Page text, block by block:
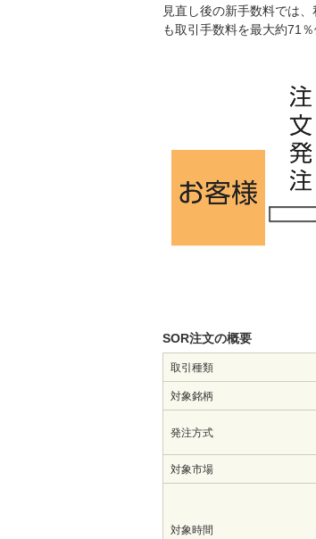
見直し後の新手数料では
も取引手数料を最大約71
SOR注文の概要
取引種類
対象銘柄
発注方式
対象市場
対象時間